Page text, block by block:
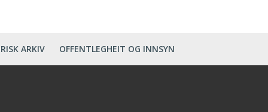
ARKIV OFFENTLEGHEIT OG INNSYN